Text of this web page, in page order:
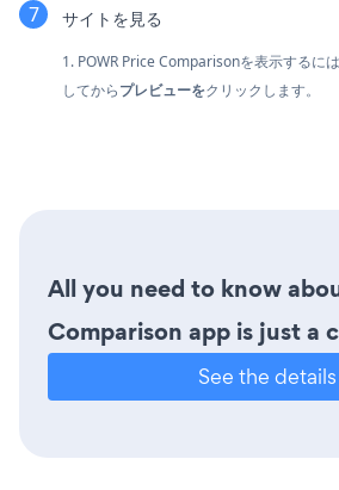
サイトを見る
1. POWR Price Comparisonを表示するに
してからプレビューをクリックします。
All you need to know
Comparison app is just a
See the details